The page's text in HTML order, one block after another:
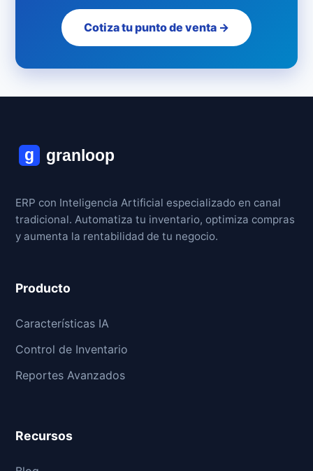
Cotiza tu punto de venta →
ERP con Inteligencia Artificial especializado en canal
tradicional. Automatiza tu inventario, optimiza compras
y aumenta la rentabilidad de tu negocio.
Producto
Características IA
Control de Inventario
Reportes Avanzados
Recursos